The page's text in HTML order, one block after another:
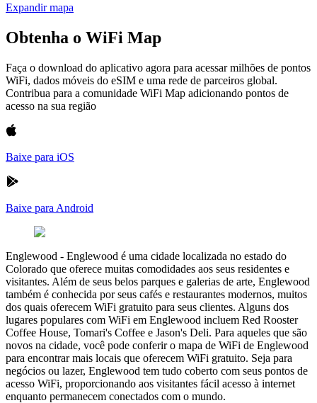
Expandir mapa
Obtenha o WiFi Map
Faça o download do aplicativo agora para acessar milhões de pontos
WiFi, dados móveis do eSIM e uma rede de parceiros global.
Contribua para a comunidade WiFi Map adicionando pontos de
acesso na sua região
Baixe para iOS
Baixe para Android
Englewood - Englewood é uma cidade localizada no estado do
Colorado que oferece muitas comodidades aos seus residentes e
visitantes. Além de seus belos parques e galerias de arte, Englewood
também é conhecida por seus cafés e restaurantes modernos, muitos
dos quais oferecem WiFi gratuito para seus clientes. Alguns dos
lugares populares com WiFi em Englewood incluem Red Rooster
Coffee House, Tomari's Coffee e Jason's Deli. Para aqueles que são
novos na cidade, você pode conferir o mapa de WiFi de Englewood
para encontrar mais locais que oferecem WiFi gratuito. Seja para
negócios ou lazer, Englewood tem tudo coberto com seus pontos de
acesso WiFi, proporcionando aos visitantes fácil acesso à internet
enquanto permanecem conectados com o mundo.